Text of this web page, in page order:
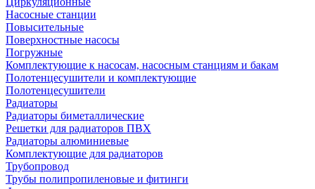
Насосные станции
Повысительные
Поверхностные насосы
Погружные
Комплектующие к насосам, насосным станциям и бакам
Полотенцесушители и комплектующие
Полотенцесушители
Радиаторы
Радиаторы биметаллические
Решетки для радиаторов ПВХ
Радиаторы алюминиевые
Комплектующие для радиаторов
Трубопровод
Трубы полипропиленовые и фитинги